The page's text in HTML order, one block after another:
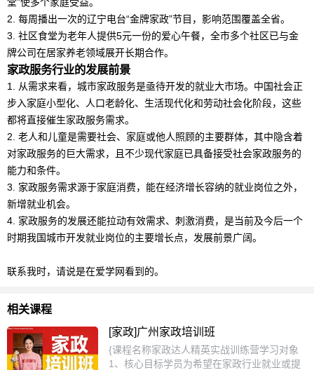
2. 每周播出一次的辽宁电台“金牌家政”节目，影响范围覆盖全省。
3. 社区食堂为老年人提供5元一份的爱心午餐，全市多个社区已与金
牌公司在居家养老领域展开长期合作。
家政服务行业的发展前景
1. 从需求来看，城市家政服务是亟待开发的就业大市场。中国社会正
步入家庭小型化、人口老龄化、生活现代化和劳动社会化阶段，这些
都将直接催生家政服务需求。
2. 老人和儿童是需要社会、家庭或他人照顾的主要群体，其中隐含着
对家政服务的巨大需求，且不少现代家庭已具备接受社会家政服务的
能力和条件。
3. 家政服务需求源于家庭消费，能在经济增长容纳的就业岗位之外，
新增就业机会。
4. 家政服务的发展还能拉动有效需求、刺激消费，是当前及今后一个
时期我国城市开发就业岗位的主要增长点，发展前景广阔。
联系我时，请说是在爱学网看到的。
相关课程
[家政]广州家政培训班
{课程名称家政达人精英实战训练营学习对象
1、核心目标学员为希望在家政行业就业或提